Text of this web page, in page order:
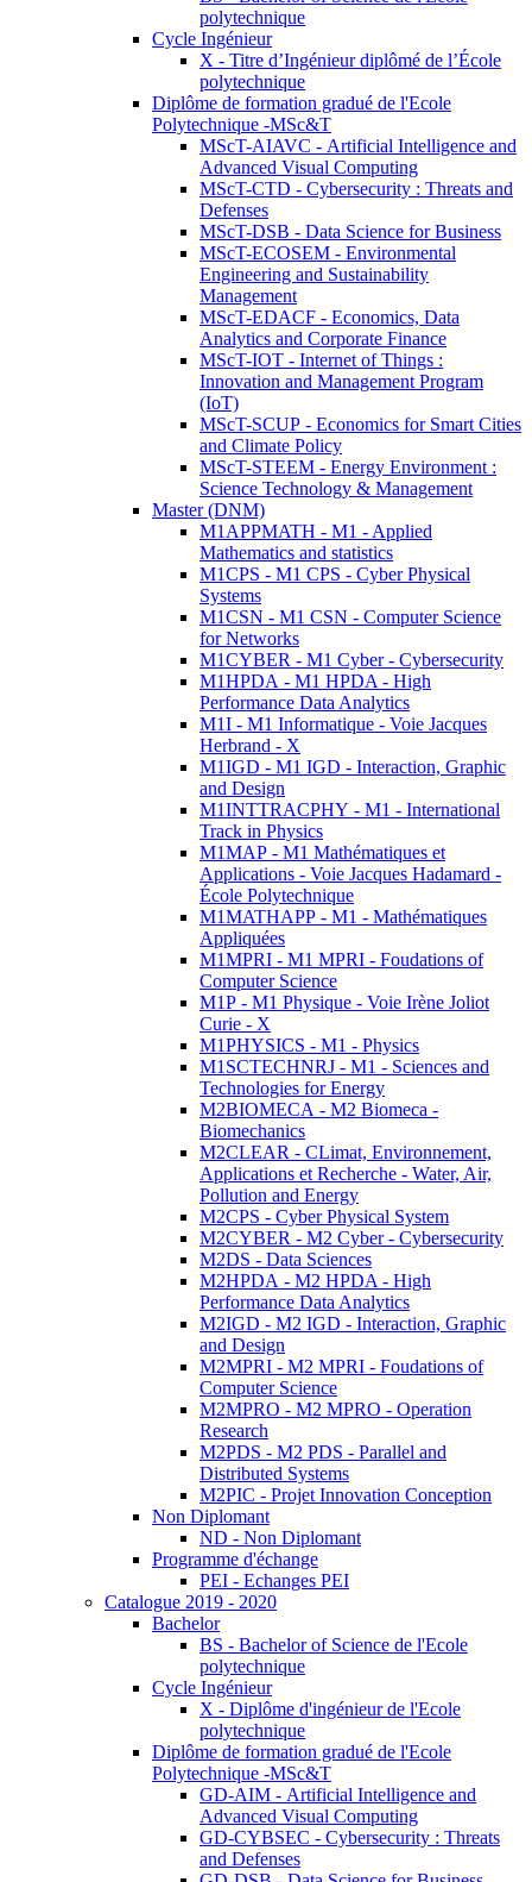
polytechnique
Cycle Ingénieur
X - Titre d’Ingénieur diplômé de l’École
polytechnique
Diplôme de formation gradué de l'Ecole
Polytechnique -MSc&T
MScT-AIAVC - Artificial Intelligence and
Advanced Visual Computing
MScT-CTD - Cybersecurity : Threats and
Defenses
MScT-DSB - Data Science for Business
MScT-ECOSEM - Environmental
Engineering and Sustainability
Management
MScT-EDACF - Economics, Data
Analytics and Corporate Finance
MScT-IOT - Internet of Things :
Innovation and Management Program
(IoT)
MScT-SCUP - Economics for Smart Cities
and Climate Policy
MScT-STEEM - Energy Environment :
Science Technology & Management
Master (DNM)
M1APPMATH - M1 - Applied
Mathematics and statistics
M1CPS - M1 CPS - Cyber Physical
Systems
M1CSN - M1 CSN - Computer Science
for Networks
M1CYBER - M1 Cyber - Cybersecurity
M1HPDA - M1 HPDA - High
Performance Data Analytics
M1I - M1 Informatique - Voie Jacques
Herbrand - X
M1IGD - M1 IGD - Interaction, Graphic
and Design
M1INTTRACPHY - M1 - International
Track in Physics
M1MAP - M1 Mathématiques et
Applications - Voie Jacques Hadamard -
École Polytechnique
M1MATHAPP - M1 - Mathématiques
Appliquées
M1MPRI - M1 MPRI - Foudations of
Computer Science
M1P - M1 Physique - Voie Irène Joliot
Curie - X
M1PHYSICS - M1 - Physics
M1SCTECHNRJ - M1 - Sciences and
Technologies for Energy
M2BIOMECA - M2 Biomeca -
Biomechanics
M2CLEAR - CLimat, Environnement,
Applications et Recherche - Water, Air,
Pollution and Energy
M2CPS - Cyber Physical System
M2CYBER - M2 Cyber - Cybersecurity
M2DS - Data Sciences
M2HPDA - M2 HPDA - High
Performance Data Analytics
M2IGD - M2 IGD - Interaction, Graphic
and Design
M2MPRI - M2 MPRI - Foudations of
Computer Science
M2MPRO - M2 MPRO - Operation
Research
M2PDS - M2 PDS - Parallel and
Distributed Systems
M2PIC - Projet Innovation Conception
Non Diplomant
ND - Non Diplomant
Programme d'échange
PEI - Echanges PEI
Catalogue 2019 - 2020
Bachelor
BS - Bachelor of Science de l'Ecole
polytechnique
Cycle Ingénieur
X - Diplôme d'ingénieur de l'Ecole
polytechnique
Diplôme de formation gradué de l'Ecole
Polytechnique -MSc&T
GD-AIM - Artificial Intelligence and
Advanced Visual Computing
GD-CYBSEC - Cybersecurity : Threats
and Defenses